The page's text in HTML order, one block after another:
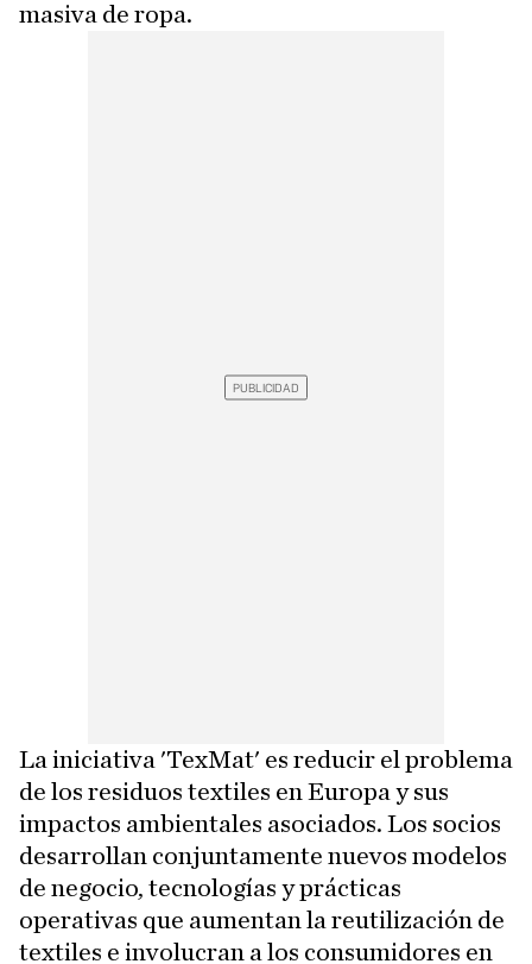
masiva de ropa.
La iniciativa 'TexMat' es reducir el problema
de los residuos textiles en Europa y sus
impactos ambientales asociados. Los socios
desarrollan conjuntamente nuevos modelos
de negocio, tecnologías y prácticas
operativas que aumentan la reutilización de
textiles e involucran a los consumidores en